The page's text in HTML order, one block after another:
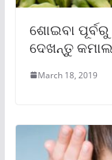
ଶୋଇବା
ଦେଖନ୍ତୁ କମାଲ
March 18, 2019